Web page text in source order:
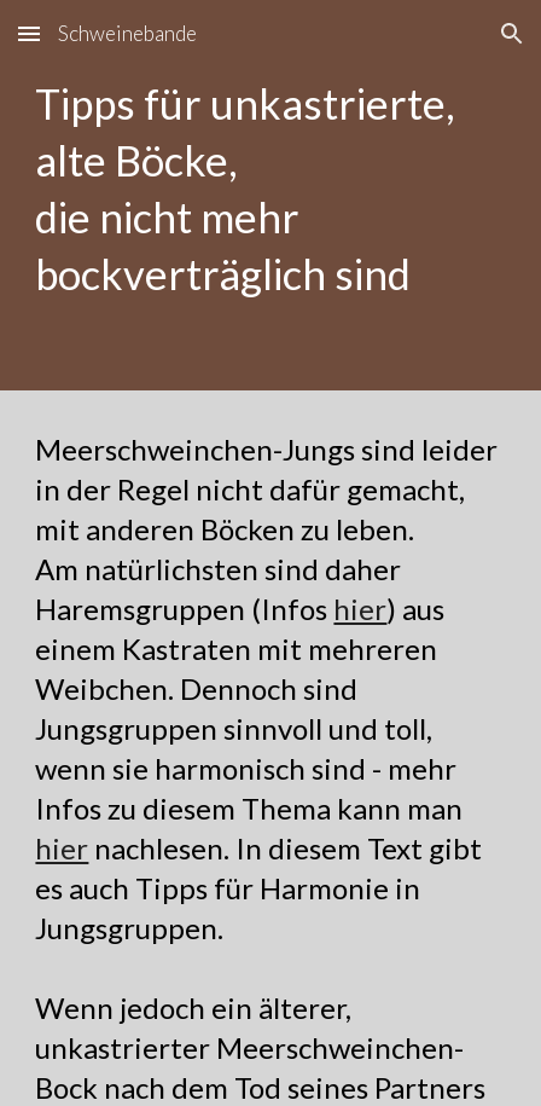
Skip to main content Skip to navigation
Schweinebande
Tipps für unkastrierte,
alte Böcke,
die nicht mehr
bockverträglich sind
Meerschweinchen-Jungs sind leider
in der Regel nicht dafür gemacht,
mit anderen Böcken zu leben.
Am natürlichsten sind daher
Haremsgruppen (Infos hier) aus
einem Kastraten mit mehreren
Weibchen. Dennoch sind
Jungsgruppen sinnvoll und toll,
wenn sie harmonisch sind - mehr
Infos zu diesem Thema kann man
hier nachlesen. In diesem Text gibt
es auch Tipps für Harmonie in
Jungsgruppen.
Wenn jedoch ein älterer,
unkastrierter Meerschweinchen-
Bock nach dem Tod seines Partners